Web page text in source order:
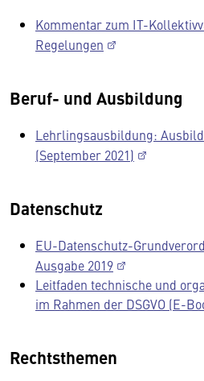
Kommentar zum IT-
Regelungen
Beruf- und Ausbildung
Lehrlingsausbildung:
(September 2021)
Datenschutz
EU-Datenschutz-
Ausgabe 2019
Leitfaden technische und
im Rahmen der DSGVO (E-
Rechtsthemen